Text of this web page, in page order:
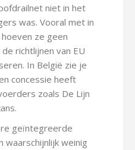
niet in het
was. Vooral met in
ze geen
richtlijnen van EU
In België zie je
concessie heeft
zoals De Lijn
geïntegreerde
weinig